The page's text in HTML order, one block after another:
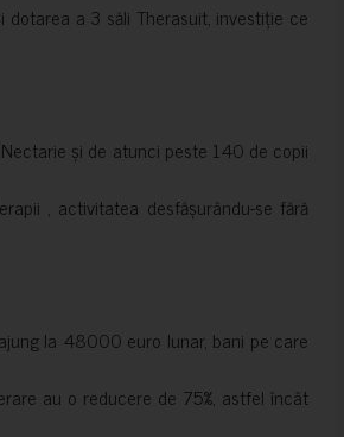
a 3 săli Therasuit, investiție ce
și de atunci peste 140 de copii
, activitatea desfășurându-se fără
la 48000 euro lunar, bani pe care
au o reducere de 75%, astfel încât